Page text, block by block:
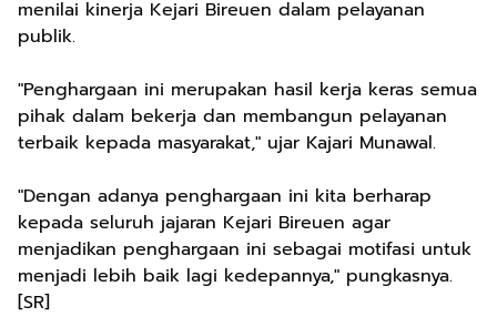
menilai kinerja Kejari Bireuen dalam pelayanan
publik.
"Penghargaan ini merupakan hasil kerja keras semua
pihak dalam bekerja dan membangun pelayanan
terbaik kepada masyarakat," ujar Kajari Munawal.
"Dengan adanya penghargaan ini kita berharap
kepada seluruh jajaran Kejari Bireuen agar
menjadikan penghargaan ini sebagai motifasi untuk
menjadi lebih baik lagi kedepannya," pungkasnya.
[SR]